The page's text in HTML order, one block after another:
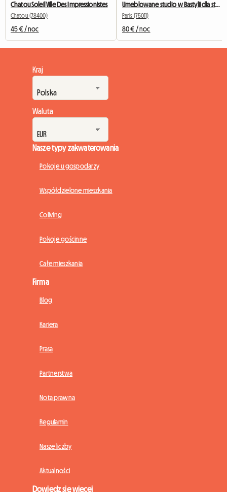
Chatou Soleil Ville Des Impressionistes
Chatou (78400)
45 € / noc
Umeblowane studio w Bastylii dla studentów, stażystów i podróżujących służbowo.
Paris (75011)
80 € / noc
Kraj
Waluta
Nasze typy zakwaterowania
Pokoje u gospodarzy
Współdzielone mieszkania
Coliving
Pokoje gościnne
Całe mieszkania
Firma
Blog
Kariera
Prasa
Partnerstwa
Nota prawna
Regulamin
Nasze liczby
Aktualności
Dowiedz się więcej